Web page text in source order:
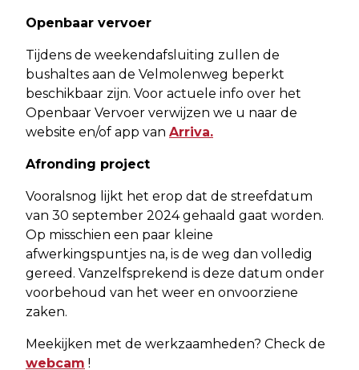
Openbaar vervoer
Tijdens de weekendafsluiting zullen de
bushaltes aan de Velmolenweg beperkt
beschikbaar zijn. Voor actuele info over het
Openbaar Vervoer verwijzen we u naar de
website en/of app van Arriva.
Afronding project
Vooralsnog lijkt het erop dat de streefdatum
van 30 september 2024 gehaald gaat worden.
Op misschien een paar kleine
afwerkingspuntjes na, is de weg dan volledig
gereed. Vanzelfsprekend is deze datum onder
voorbehoud van het weer en onvoorziene
zaken.
Meekijken met de werkzaamheden? Check de
webcam !